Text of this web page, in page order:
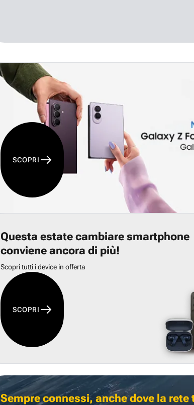
SCOPRI
Questa estate cambiare smartphone
conviene ancora di più!
Scopri tutti i device in offerta
SCOPRI
Sempre connessi, anche dove la